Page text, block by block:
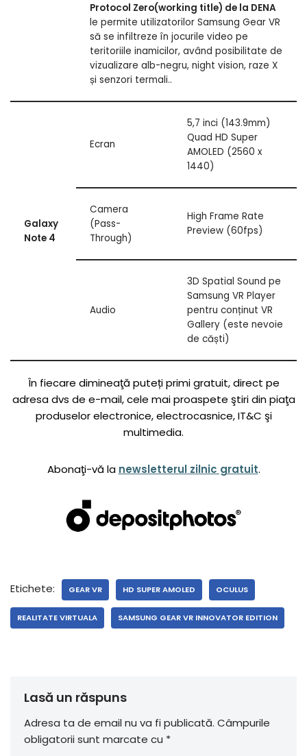
Protocol Zero(working title) de la DENA
le permite utilizatorilor Samsung Gear VR
să se infiltreze în jocurile video pe
teritoriile inamicilor, având posibilitate de
vizualizare alb-negru, night vision, raze X
și senzori termali..
Galaxy
Note 4
Ecran
5,7 inci (143.9mm)
Quad HD Super
AMOLED (2560 x
1440)
Camera
(Pass-
Through)
High Frame Rate
Preview (60fps)
Audio
3D Spatial Sound pe
Samsung VR Player
pentru conținut VR
Gallery (este nevoie
de căști)
În fiecare dimineaţă puteți primi gratuit, direct pe
adresa dvs de e-mail, cele mai proaspete ştiri din piaţa
produselor electronice, electrocasnice, IT&C şi
multimedia.
Abonaţi-vă la newsletterul zilnic gratuit.
Etichete: GEAR VR HD SUPER AMOLED OCULUS
REALITATE VIRTUALA SAMSUNG GEAR VR INNOVATOR EDITION
Lasă un răspuns
Adresa ta de email nu va fi publicată. Câmpurile
obligatorii sunt marcate cu *